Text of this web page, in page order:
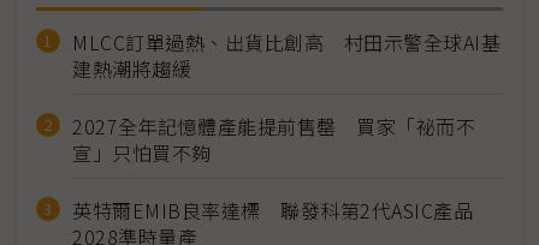
MLCC訂單過熱、出貨比創高 村田示警全球AI基
建熱潮將趨緩
2027全年記憶體產能提前售罄 買家「祕而不
宣」只怕買不夠
英特爾EMIB良率達標 聯發科第2代ASIC產品
2028準時量產